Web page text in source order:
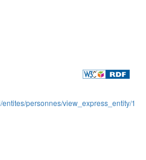
personnes/view_express_entity/1